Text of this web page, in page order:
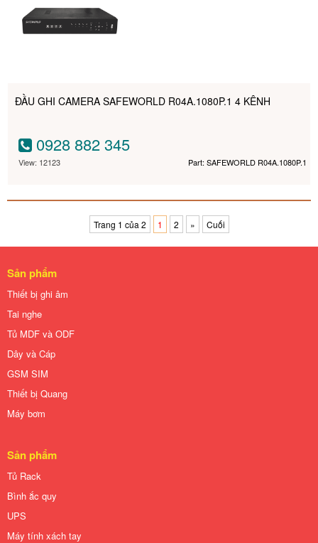
ĐẦU GHI CAMERA SAFEWORLD R04A.1080P.1 4 KÊNH
0928 882 345
View: 12123 Part: SAFEWORLD R04A.1080P.1
Trang 1 của 2 1 2 » Cuối
Sản phẩm
Thiết bị ghi âm
Tai nghe
Tủ MDF và ODF
Dây và Cáp
GSM SIM
Thiết bị Quang
Máy bơm
Sản phẩm
Tủ Rack
Bình ắc quy
UPS
Máy tính xách tay